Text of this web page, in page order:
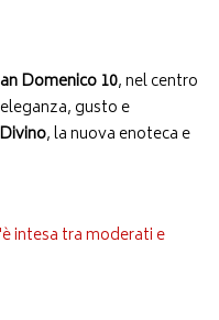
Domenico 10, nel centro
gusto e
, la nuova enoteca e
intesa tra moderati e